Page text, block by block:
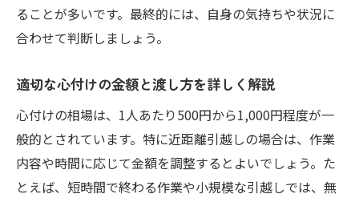
ることが多いです。最終的には、自身の気持ちや状況に
合わせて判断しましょう。
適切な心付けの金額と渡し方を詳しく解説
心付けの相場は、1人あたり500円から1,000円程度が一
般的とされています。特に近距離引越しの場合は、作業
内容や時間に応じて金額を調整するとよいでしょう。た
とえば、短時間で終わる作業や小規模な引越しでは、無